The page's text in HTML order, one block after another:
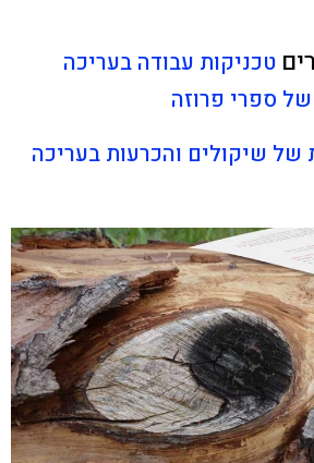
טכניקות עבודה בעריכה
ספרי פרוזה
של שיקולים והכרעות בעריכה